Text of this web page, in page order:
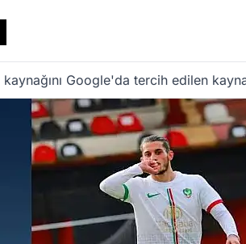
kaynağını Google'da tercih edilen